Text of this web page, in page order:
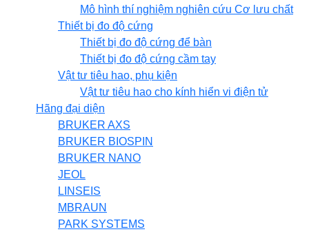
Mô hình thí nghiệm nghiên cứu Cơ lưu chất
Thiết bị đo độ cứng
Thiết bị đo độ cứng để bàn
Thiết bị đo độ cứng cầm tay
Vật tư tiêu hao, phụ kiện
Vật tư tiêu hao cho kính hiển vi điện tử
Hãng đại diện
BRUKER AXS
BRUKER BIOSPIN
BRUKER NANO
JEOL
LINSEIS
MBRAUN
PARK SYSTEMS